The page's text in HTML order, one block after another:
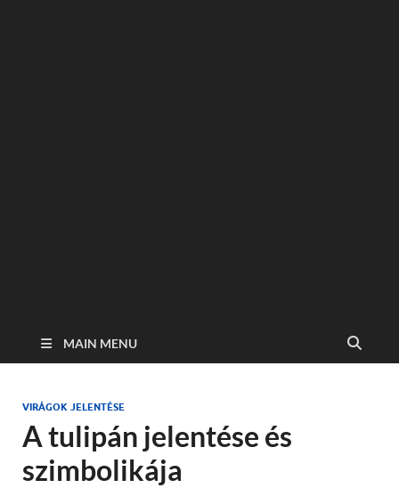
MAIN MENU
VIRÁGOK JELENTÉSE
A tulipán jelentése és
szimbolikája